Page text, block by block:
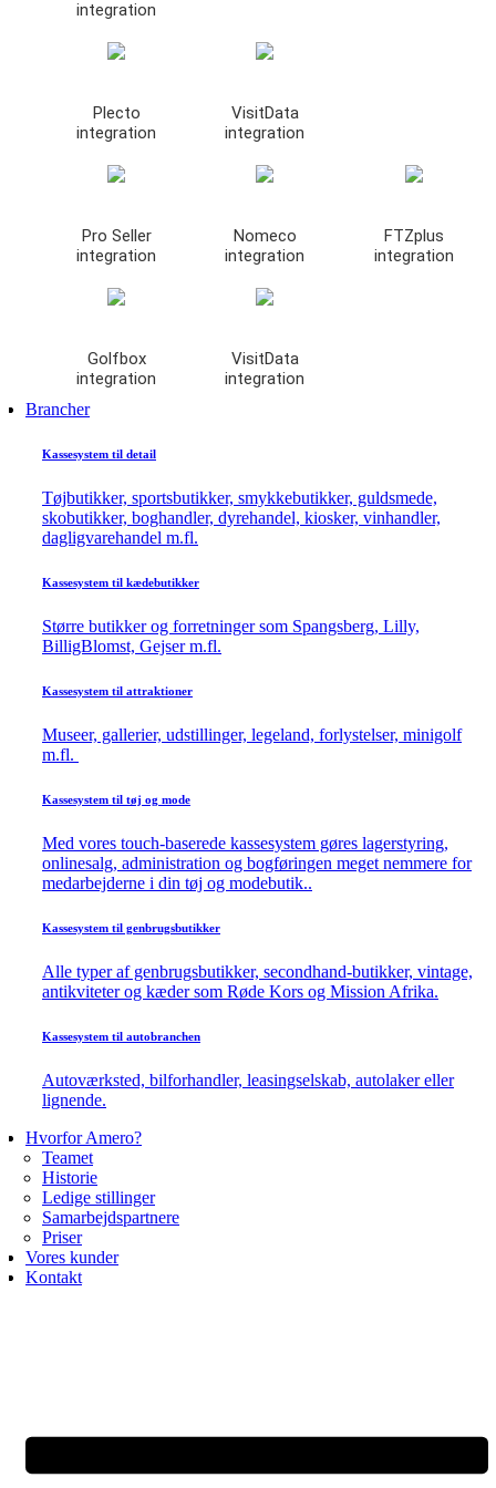
integration
Plecto
integration
VisitData
integration
Pro Seller
integration
Nomeco
integration
FTZplus
integration
Golfbox
integration
VisitData
integration
Brancher
Kassesystem til detail
Tøjbutikker, sportsbutikker, smykkebutikker, guldsmede,
skobutikker, boghandler, dyrehandel, kiosker, vinhandler,
dagligvarehandel m.fl.
Kassesystem til kædebutikker
Større butikker og forretninger som Spangsberg, Lilly,
BilligBlomst, Gejser m.fl.
Kassesystem til attraktioner
Museer, gallerier, udstillinger, legeland, forlystelser, minigolf
m.fl.
Kassesystem til tøj og mode
Med vores touch-baserede kassesystem gøres lagerstyring,
onlinesalg, administration og bogføringen meget nemmere for
medarbejderne i din tøj og modebutik..
Kassesystem til genbrugsbutikker
Alle typer af genbrugsbutikker, secondhand-butikker, vintage,
antikviteter og kæder som Røde Kors og Mission Afrika.
Kassesystem til autobranchen
Autoværksted, bilforhandler, leasingselskab, autolaker eller
lignende.
Hvorfor Amero?
Teamet
Historie
Ledige stillinger
Samarbejdspartnere
Priser
Vores kunder
Kontakt